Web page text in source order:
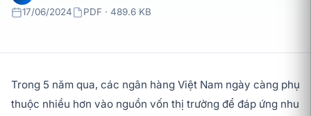
17/06/2024
PDF · 489.6 KB
Trong 5 năm qua, các ngân hàng Việt Nam ngày càng phụ
thuộc nhiều hơn vào nguồn vốn thị trường để đáp ứng nhu